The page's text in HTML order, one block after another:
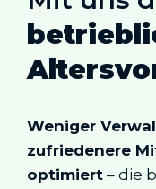
Weniger
zufriedenere
optimiert – die